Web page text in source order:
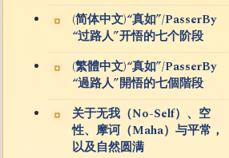
(简体中文)“真如”/PasserBy
“过路人”开悟的七个阶段
(繁體中文)“真如”/PasserBy
“過路人”開悟的七個階段
关于无我（No-Self）、空
性、摩诃（Maha）与平常，
以及自然圆满